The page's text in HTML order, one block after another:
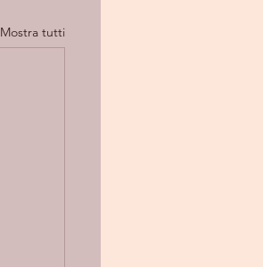
Mostra tutti